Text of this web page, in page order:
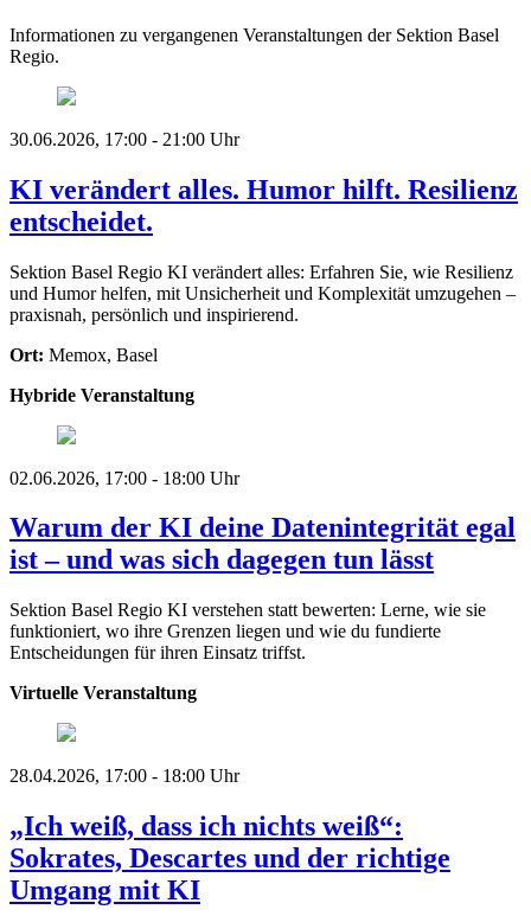
Informationen zu vergangenen Veranstaltungen der Sektion Basel
Regio.
30.06.2026, 17:00 - 21:00 Uhr
KI verändert alles. Humor hilft. Resilienz
entscheidet.
Sektion Basel Regio KI verändert alles: Erfahren Sie, wie Resilienz
und Humor helfen, mit Unsicherheit und Komplexität umzugehen –
praxisnah, persönlich und inspirierend.
Ort: Memox, Basel
Hybride Veranstaltung
02.06.2026, 17:00 - 18:00 Uhr
Warum der KI deine Datenintegrität egal
ist – und was sich dagegen tun lässt
Sektion Basel Regio KI verstehen statt bewerten: Lerne, wie sie
funktioniert, wo ihre Grenzen liegen und wie du fundierte
Entscheidungen für ihren Einsatz triffst.
Virtuelle Veranstaltung
28.04.2026, 17:00 - 18:00 Uhr
„Ich weiß, dass ich nichts weiß“:
Sokrates, Descartes und der richtige
Umgang mit KI